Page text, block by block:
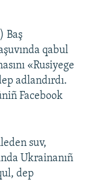
Baş
qabul
«Rusiyege
adlandırdı.
Facebook
suv,
Ukrainanıñ
dep